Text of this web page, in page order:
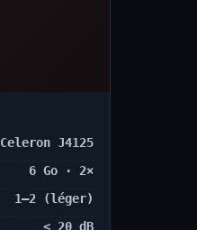
Celeron J4125
6 Go · 2×
1–2 (léger)
< 20 dB